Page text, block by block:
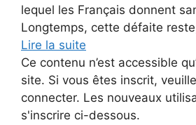
lequel les Français donnent
Longtemps, cette défaite
Lire la suite
Ce contenu n’est accessible
site. Si vous êtes inscrit,
connecter. Les nouveaux
s'inscrire ci-dessous.